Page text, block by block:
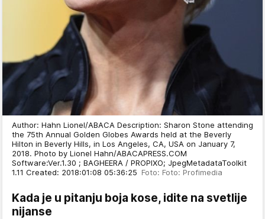
Author: Hahn Lionel/ABACA Description: Sharon Stone attending
the 75th Annual Golden Globes Awards held at the Beverly
Hilton in Beverly Hills, in Los Angeles, CA, USA on January 7,
2018. Photo by Lionel Hahn/ABACAPRESS.COM
Software:Ver.1.30 ; BAGHEERA / PROPIXO; JpegMetadataToolkit
1.11 Created: 2018:01:08 05:36:25 Foto: Foto: Profimedia
Kada je u pitanju boja kose, idite na svetlije
nijanse